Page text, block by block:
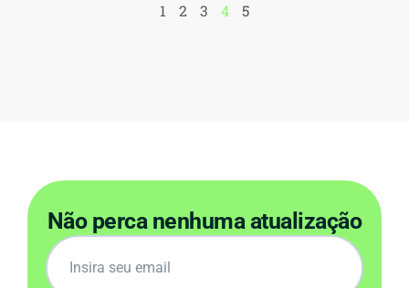
1 2 3 4 5
Não perca nenhuma atualização